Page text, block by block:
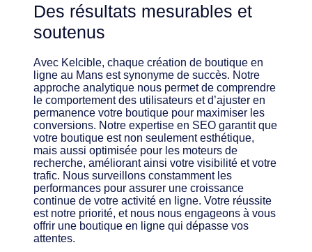
Des résultats mesurables et
soutenus
Avec Kelcible, chaque création de boutique en
ligne au Mans est synonyme de succès. Notre
approche analytique nous permet de comprendre
le comportement des utilisateurs et d’ajuster en
permanence votre boutique pour maximiser les
conversions. Notre expertise en SEO garantit que
votre boutique est non seulement esthétique,
mais aussi optimisée pour les moteurs de
recherche, améliorant ainsi votre visibilité et votre
trafic. Nous surveillons constamment les
performances pour assurer une croissance
continue de votre activité en ligne. Votre réussite
est notre priorité, et nous nous engageons à vous
offrir une boutique en ligne qui dépasse vos
attentes.